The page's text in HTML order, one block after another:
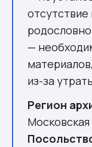
—
из-за
Регион
Московская